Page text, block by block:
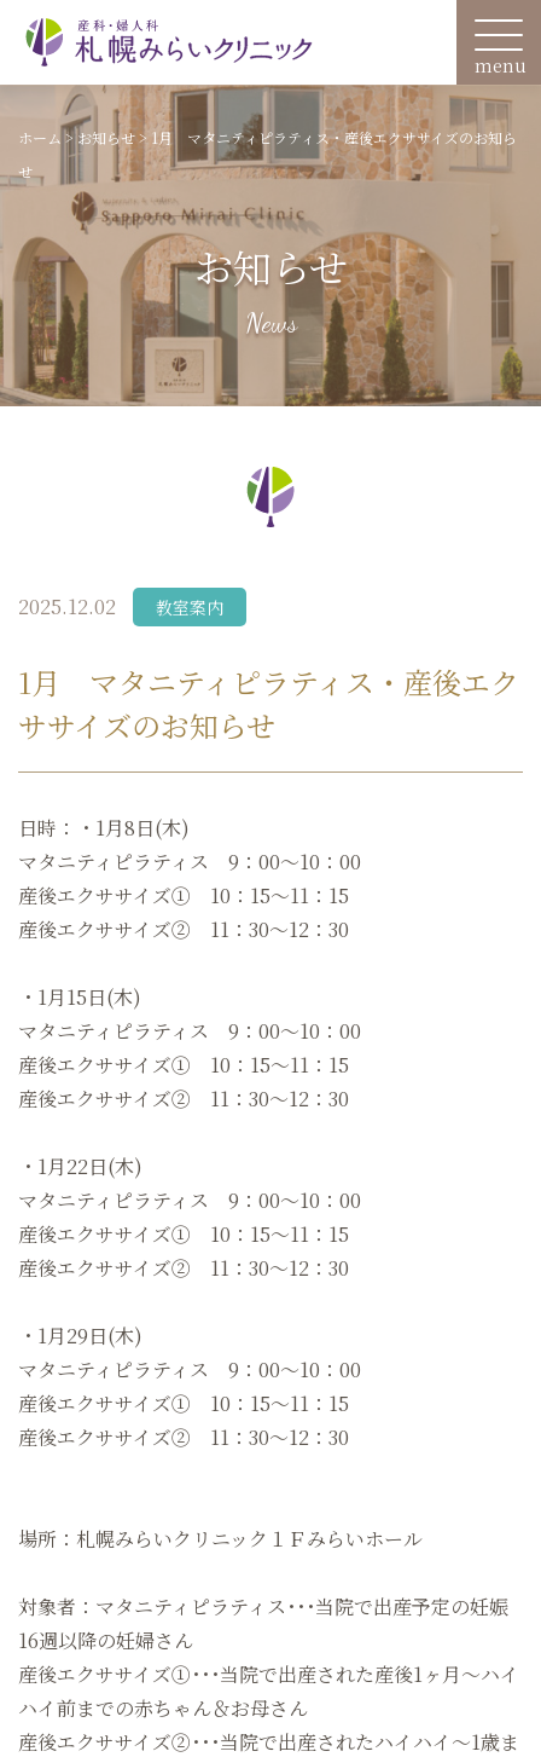
ホーム > お知らせ> 1月 マタニティピラティス・産後エクササイズのお知ら
せ
お知らせ
2025.12.02 教室案内
1月 マタニティピラティス・産後エク
ササイズのお知らせ
日時：・1月8日(木)
マタニティピラティス 9：00～10：00
産後エクササイズ① 10：15〜11：15
産後エクササイズ② 11：30〜12：30
・1月15日(木)
マタニティピラティス 9：00～10：00
産後エクササイズ① 10：15〜11：15
産後エクササイズ② 11：30〜12：30
・1月22日(木)
マタニティピラティス 9：00～10：00
産後エクササイズ① 10：15〜11：15
産後エクササイズ② 11：30〜12：30
・1月29日(木)
マタニティピラティス 9：00～10：00
産後エクササイズ① 10：15〜11：15
産後エクササイズ② 11：30〜12：30
場所：札幌みらいクリニック１Ｆみらいホール
対象者：マタニティピラティス･･･当院で出産予定の妊娠
16週以降の妊婦さん
産後エクササイズ①･･･当院で出産された産後1ヶ月～ハイ
ハイ前までの赤ちゃん＆お母さん
産後エクササイズ②･･･当院で出産されたハイハイ〜1歳ま